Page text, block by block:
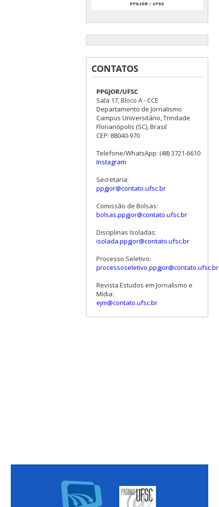
CONTATOS
PPGJOR/UFSC
Sala 17, Bloco A - CCE
Departamento de Jornalismo
Campus Universitário, Trindade
Florianópolis (SC), Brasil
CEP: 88040-970
Telefone/WhatsApp: (48) 3721-6610
Instagram
Secretaria:
ppgjor@contato.ufsc.br
Comissão de Bolsas:
bolsas.ppgjor@contato.ufsc.br
Disciplinas Isoladas:
isolada.ppgjor@contato.ufsc.br
Processo Seletivo:
processoseletivo.ppgjor@contato.ufsc.br
Revista Estudos em Jornalismo e
Mídia:
ejm@contato.ufsc.br